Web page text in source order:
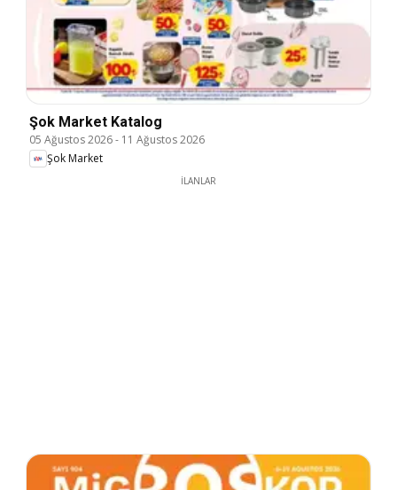
Şok Market Katalog
05 Ağustos 2026- 11 Ağustos 2026
Şok Market
İLANLAR